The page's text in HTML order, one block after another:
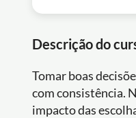
Descrição do
Tomar boas
com consistência.
impacto das